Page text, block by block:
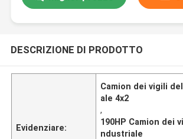
DESCRIZIONE DI PRODOTTO
Evidenziare:
Camion dei vigili
ale 4x2
,
190HP Camion dei
ndustriale